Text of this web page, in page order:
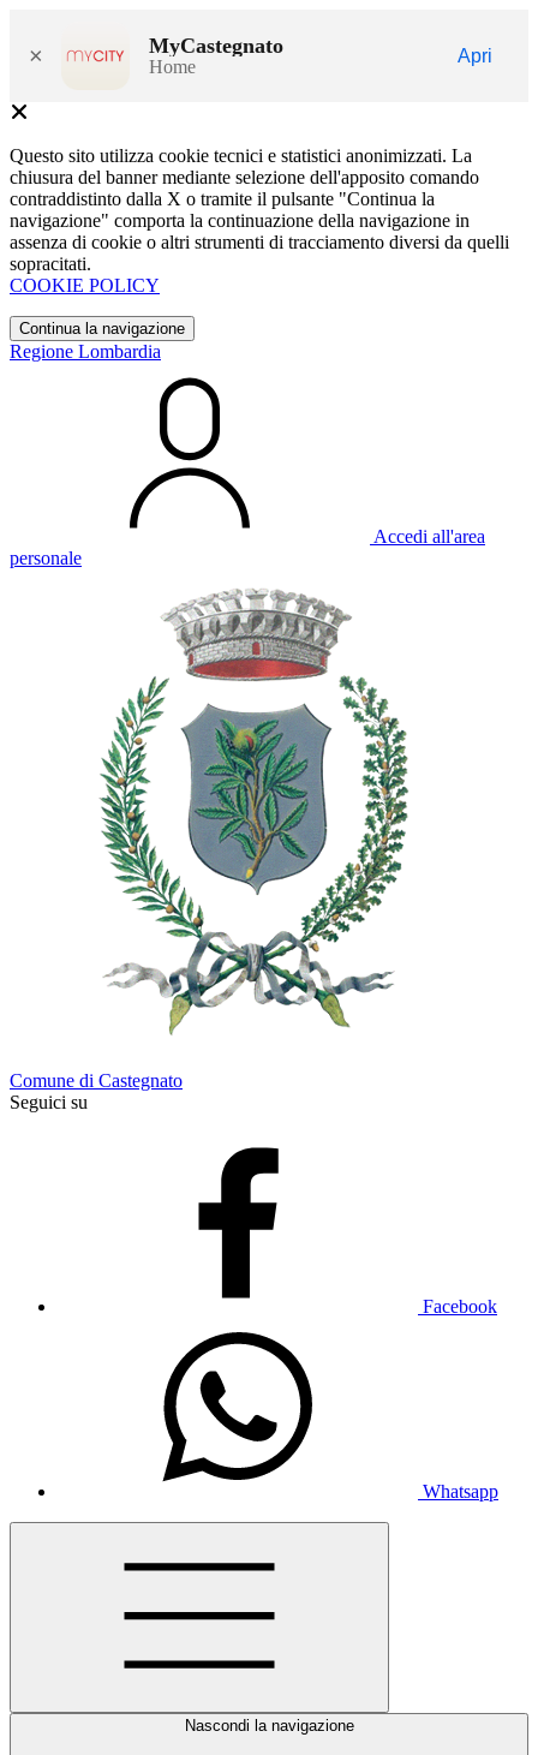
× MyCastegnato
Home
Apri
Questo sito utilizza cookie tecnici e statistici anonimizzati. La
chiusura del banner mediante selezione dell'apposito comando
contraddistinto dalla X o tramite il pulsante "Continua la
navigazione" comporta la continuazione della navigazione in
assenza di cookie o altri strumenti di tracciamento diversi da quelli
sopracitati.
COOKIE POLICY
Continua la navigazione
Regione Lombardia
Accedi all'area
personale
Comune di Castegnato
Seguici su
Facebook
Whatsapp
Nascondi la navigazione